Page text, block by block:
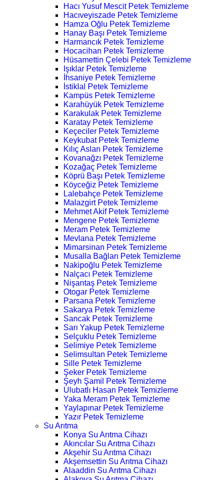
Hacı Yusuf Mescit Petek Temizleme
Hacıveyiszade Petek Temizleme
Hamza Oğlu Petek Temizleme
Hanay Başı Petek Temizleme
Harmancık Petek Temizleme
Hocacihan Petek Temizleme
Hüsamettin Çelebi Petek Temizleme
Işıklar Petek Temizleme
İhsaniye Petek Temizleme
İstiklal Petek Temizleme
Kampüs Petek Temizleme
Karahüyük Petek Temizleme
Karakulak Petek Temizleme
Karatay Petek Temizleme
Keçeciler Petek Temizleme
Keykubat Petek Temizleme
Kılıç Aslan Petek Temizleme
Kovanağzı Petek Temizleme
Kozağaç Petek Temizleme
Köprü Başı Petek Temizleme
Köyceğiz Petek Temizleme
Lalebahçe Petek Temizleme
Malazgirt Petek Temizleme
Mehmet Akif Petek Temizleme
Mengene Petek Temizleme
Meram Petek Temizleme
Mevlana Petek Temizleme
Mimarsinan Petek Temizleme
Musalla Bağları Petek Temizleme
Nakipoğlu Petek Temizleme
Nalçacı Petek Temizleme
Nişantaş Petek Temizleme
Otogar Petek Temizleme
Parsana Petek Temizleme
Sakarya Petek Temizleme
Sancak Petek Temizleme
Sarı Yakup Petek Temizleme
Selçuklu Petek Temizleme
Selimiye Petek Temizleme
Selimsultan Petek Temizleme
Sille Petek Temizleme
Şeker Petek Temizleme
Şeyh Şamil Petek Temizleme
Ulubatlı Hasan Petek Temizleme
Yaka Meram Petek Temizleme
Yaylapınar Petek Temizleme
Yazır Petek Temizleme
Su Arıtma
Konya Su Arıtma Cihazı
Akıncılar Su Arıtma Cihazı
Akşehir Su Arıtma Cihazı
Akşemsettin Su Arıtma Cihazı
Alaaddin Su Arıtma Cihazı